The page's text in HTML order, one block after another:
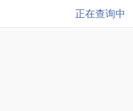
正在查询中